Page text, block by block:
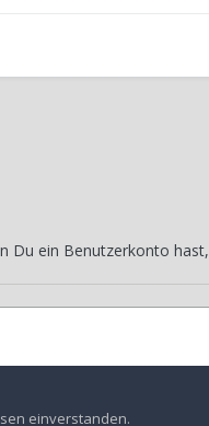
Du ein Benutzerkonto hast,
2013 Grüsch
einverstanden.